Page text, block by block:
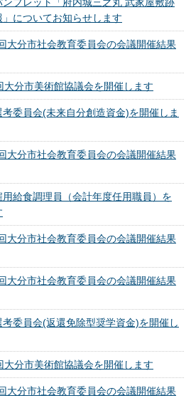
フレット「府内城三之丸 武家屋敷跡
についてお知らせします
大分市社会教育委員会の会議開催結果
大分市美術館協議会を開催します
委員会(未来自分創造資金)を開催しま
大分市社会教育委員会の会議開催結果
給食調理員（会計年度任用職員）を
大分市社会教育委員会の会議開催結果
大分市社会教育委員会の会議開催結果
委員会(返還免除型奨学資金)を開催し
大分市美術館協議会を開催します
大分市社会教育委員会の会議開催結果